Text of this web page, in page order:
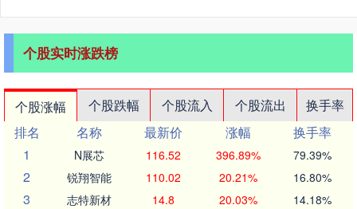
个股实时涨跌榜
个股涨幅 个股跌幅 个股流入 个股流出
换手率
排名
名称 最新价 涨幅
换手率
1
N展芯 116.52 396.89% 79.39%
2 锐翔智能 110.02 20.21% 16.80%
3 志特新材 14.8 20.03% 14.18%